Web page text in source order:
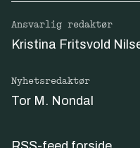
Ansvarlig redaktør
Kristina Fritsvold
Nyhetsredaktør
Tor M. Nondal